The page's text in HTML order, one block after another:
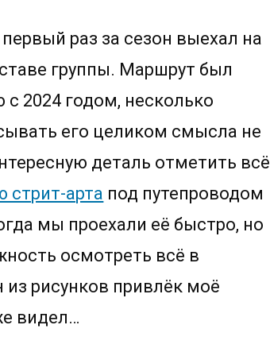
думаю
раз за сезон выехал на
группы. Маршрут был
с 2024 годом, несколько
его целиком смысла не
деталь отметить всё
стрит-арта под путепроводом
мы проехали её быстро, но
осмотреть всё в
рисунков привлёк моё
видел…